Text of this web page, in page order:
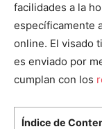
facilidades a la
específicamente
online. El visado
es enviado por
cumplan con los
Índice de